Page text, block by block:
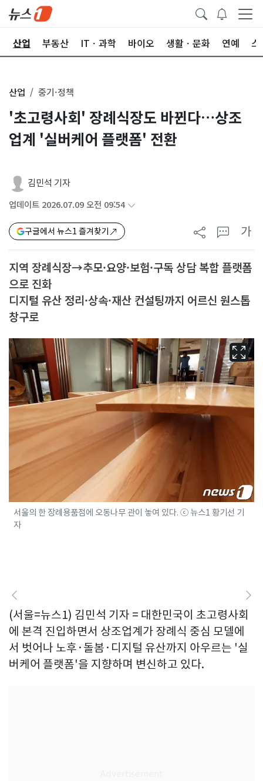
산업 부동산 ITㆍ과학 바이오 생활ㆍ문화 연예 스
산업 중기·정책
'초고령사회' 장례식장도 바뀐다…상조
업계 '실버케어 플랫폼' 전환
김민석 기자
업데이트 2026.07.09 오전 09:54
구글에서 뉴스1 즐겨찾기 가
지역 장례식장→추모·요양·보험·구독 상담 복합 플랫폼
으로 진화
디지털 유산 정리·상속·재산 컨설팅까지 어르신 원스톱
창구로
서울의 한 장례용품점에 오동나무 관이 놓여 있다. ⓒ 뉴스1 황기선 기
자
(서울=뉴스1) 김민석 기자 = 대한민국이 초고령사회
에 본격 진입하면서 상조업계가 장례식 중심 모델에
서 벗어나 노후·돌봄·디지털 유산까지 아우르는 '실
버케어 플랫폼'을 지향하며 변신하고 있다.